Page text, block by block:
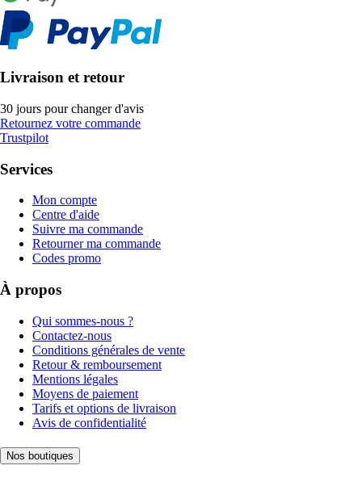
Livraison et retour
30 jours pour changer d'avis
Retournez votre commande
Trustpilot
Services
Mon compte
Centre d'aide
Suivre ma commande
Retourner ma commande
Codes promo
À propos
Qui sommes-nous ?
Contactez-nous
Conditions générales de vente
Retour & remboursement
Mentions légales
Moyens de paiement
Tarifs et options de livraison
Avis de confidentialité
Nos boutiques